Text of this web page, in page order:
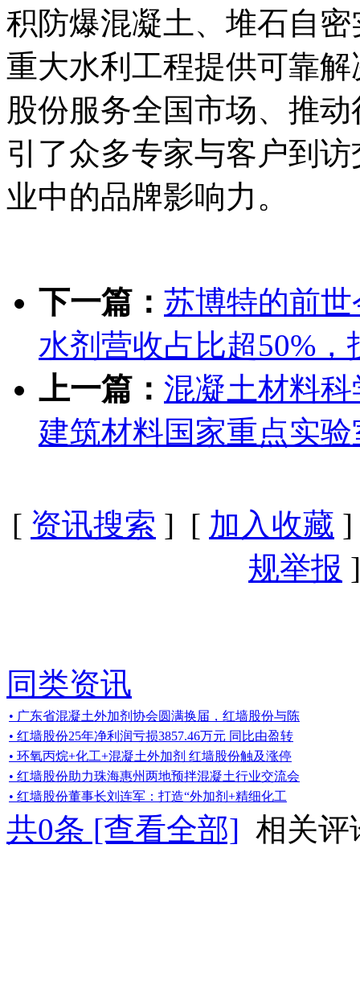
积防爆混凝土、堆石自
重大水利工程提供可靠
股份服务全国市场、推
引了众多专家与客户到
业中的品牌影响力。
下一篇： 苏博特的前
水剂营收占比超50%
上一篇： 混凝土材料
建筑材料国家重点实
[ 资讯搜索 ] [ 加入收藏
规举报
同类资讯
• 广东省混凝土外加剂协会圆满换届，红墙股份与陈
• 红墙股份25年净利润亏损3857.46万元 同比由盈转
• 环氧丙烷+化工+混凝土外加剂 红墙股份触及涨停
• 红墙股份助力珠海惠州两地预拌混凝土行业交流会
• 红墙股份董事长刘连军：打造“外加剂+精细化工
共0条 [查看全部] 相关评